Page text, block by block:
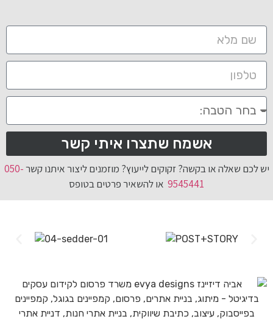
אשמח שתצרו איתי קשר
יש לכם שאלה או בקשה? זקוקים לייעוץ? מוזמנים ליצור איתנו קשר050-
9545441 או להשאיר פרטים בטופס